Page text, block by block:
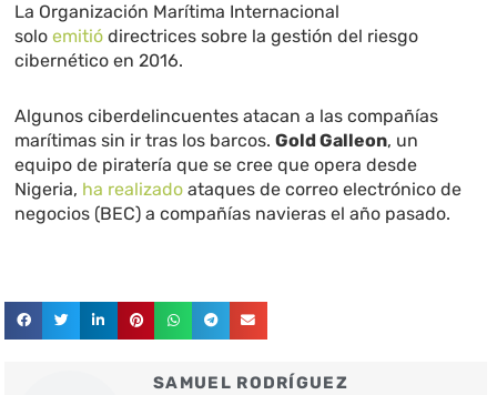
La Organización Marítima Internacional
soloemitió directrices sobre la gestión del riesgo
cibernético en 2016.
Algunos ciberdelincuentes atacan a las compañías
marítimas sin ir tras los barcos.Gold Galleon, un
equipo de piratería que se cree que opera desde
Nigeria, ha realizado ataques de correo electrónico de
negocios (BEC) a compañías navieras el año pasado.
SAMUEL RODRÍGUEZ